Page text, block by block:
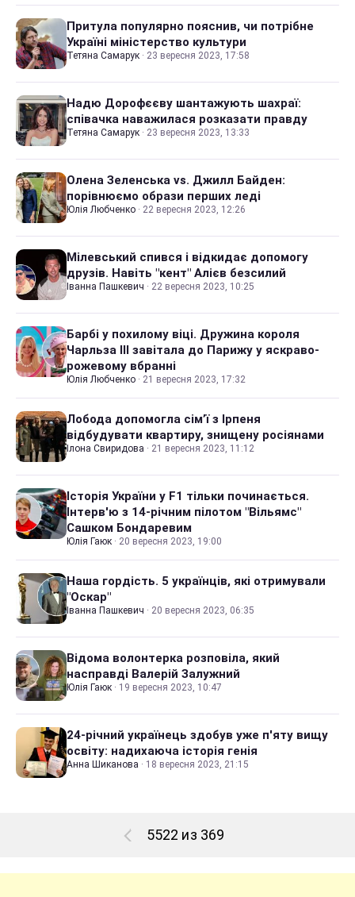
Притула популярно пояснив, чи потрібне
Україні міністерство культури
Тетяна Самарук · 23 вересня 2023, 17:58
Надю Дорофєєву шантажують шахраї:
співачка наважилася розказати правду
Тетяна Самарук · 23 вересня 2023, 13:33
Олена Зеленська vs. Джилл Байден:
порівнюємо образи перших леді
Юлія Любченко · 22 вересня 2023, 12:26
Мілевський спився і відкидає допомогу
друзів. Навіть "кент" Алієв безсилий
Іванна Пашкевич · 22 вересня 2023, 10:25
Барбі у похилому віці. Дружина короля
Чарльза III завітала до Парижу у яскраво-
рожевому вбранні
Юлія Любченко · 21 вересня 2023, 17:32
Лобода допомогла сім’ї з Ірпеня
відбудувати квартиру, знищену росіянами
Ілона Свиридова · 21 вересня 2023, 11:12
Історія України у F1 тільки починається.
Інтерв'ю з 14-річним пілотом "Вільямс"
Сашком Бондаревим
Юлія Гаюк · 20 вересня 2023, 19:00
Наша гордість. 5 українців, які отримували
"Оскар"
Іванна Пашкевич · 20 вересня 2023, 06:35
Відома волонтерка розповіла, який
насправді Валерій Залужний
Юлія Гаюк · 19 вересня 2023, 10:47
24-річний українець здобув уже п'яту вищу
освіту: надихаюча історія генія
Анна Шиканова · 18 вересня 2023, 21:15
5522 из 369